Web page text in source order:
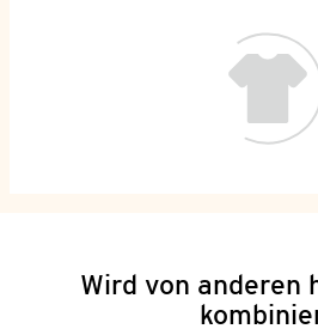
Wird von anderen